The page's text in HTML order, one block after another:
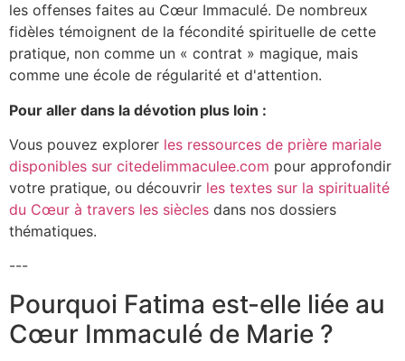
les offenses faites au Cœur Immaculé. De nombreux
fidèles témoignent de la fécondité spirituelle de cette
pratique, non comme un « contrat » magique, mais
comme une école de régularité et d'attention.
Pour aller dans la dévotion plus loin :
Vous pouvez explorer les ressources de prière mariale
disponibles sur citedelimmaculee.com pour approfondir
votre pratique, ou découvrir les textes sur la spiritualité
du Cœur à travers les siècles dans nos dossiers
thématiques.
---
Pourquoi Fatima est-elle liée au
Cœur Immaculé de Marie ?